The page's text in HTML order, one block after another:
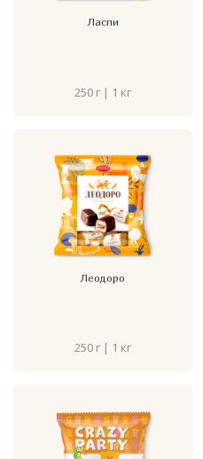
Ласпи
250 г | 1 кг
Леодоро
250 г | 1 кг